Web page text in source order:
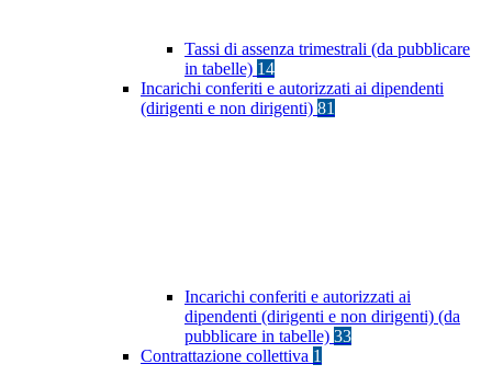
Tassi di assenza trimestrali (da pubblicare
in tabelle) 14
Incarichi conferiti e autorizzati ai dipendenti
(dirigenti e non dirigenti) 81
Incarichi conferiti e autorizzati ai
dipendenti (dirigenti e non dirigenti) (da
pubblicare in tabelle) 33
Contrattazione collettiva 1